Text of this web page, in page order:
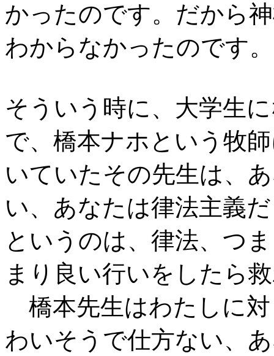
かったのです。だから
わからなかったのです。
そういう時に、大学生
で、橋本ナホという牧
いていたその先生は、
い、あなたは律法主義
というのは、律法、つ
まり良い行いをしたら
橋本先生はわたしに
わいそうで仕方ない、